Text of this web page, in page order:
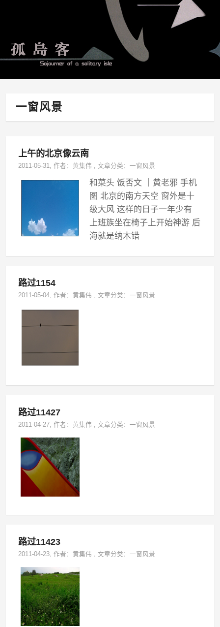
一窗风景
上午的北京像云南
2011-05-31, 作者：黄集伟 ,文章分类：一窗风景
和菜头 饭否文 ｜黄老邪 手机
图 北京的南方天空 窗外是十
级大风 这样的日子一年少有
上班族坐在椅子上开始神游 后
海就是纳木错
路过1154
2011-05-04, 作者：黄集伟 ,文章分类：一窗风景
路过11427
2011-04-27, 作者：黄集伟 ,文章分类：一窗风景
路过11423
2011-04-23, 作者：黄集伟 ,文章分类：一窗风景